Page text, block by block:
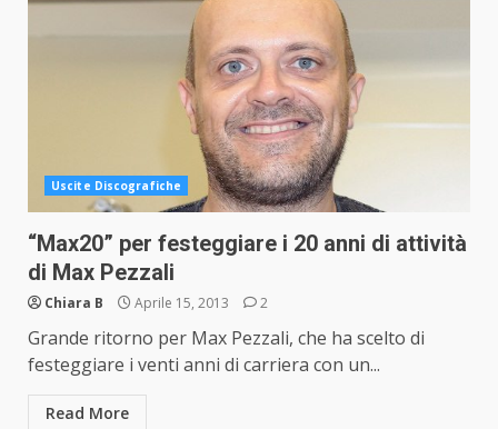
Uscite Discografiche
“Max20” per festeggiare i 20 anni di attività
di Max Pezzali
Chiara B Aprile 15, 2013 2
Grande ritorno per Max Pezzali, che ha scelto di
festeggiare i venti anni di carriera con un...
Read More